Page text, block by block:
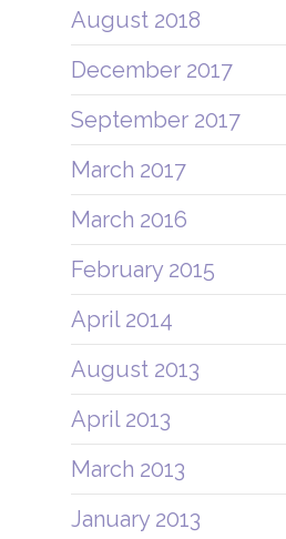
August 2018
December 2017
September 2017
March 2017
March 2016
February 2015
April 2014
August 2013
April 2013
March 2013
January 2013